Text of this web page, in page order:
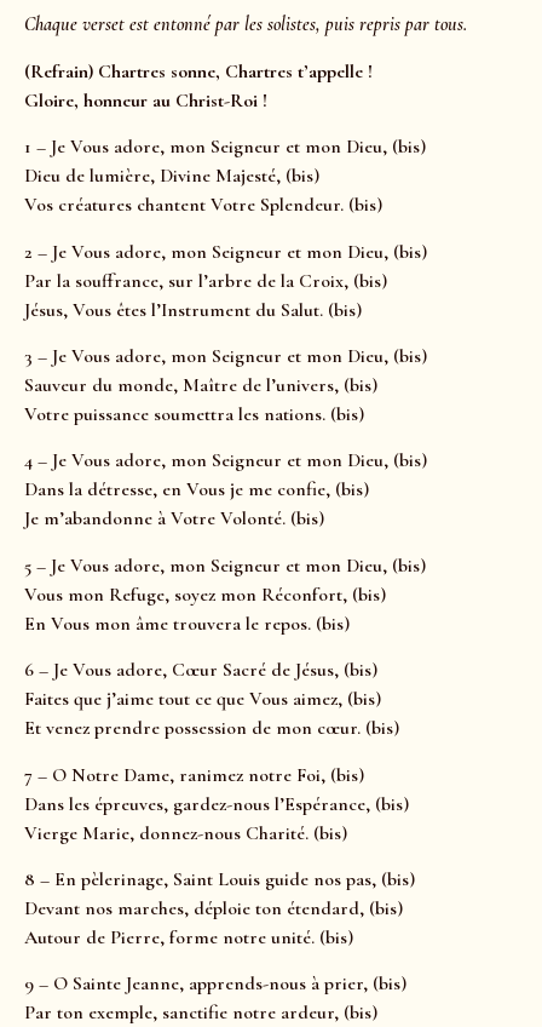
Chaque verset est entonné par les solistes, puis repris par tous.
(Refrain) Chartres sonne, Chartres t’appelle !
Gloire, honneur au Christ-Roi !
1 – Je Vous adore, mon Seigneur et mon Dieu, (bis)
Dieu de lumière, Divine Majesté, (bis)
Vos créatures chantent Votre Splendeur. (bis)
2 – Je Vous adore, mon Seigneur et mon Dieu, (bis)
Par la souffrance, sur l’arbre de la Croix, (bis)
Jésus, Vous êtes l’Instrument du Salut. (bis)
3 – Je Vous adore, mon Seigneur et mon Dieu, (bis)
Sauveur du monde, Maître de l’univers, (bis)
Votre puissance soumettra les nations. (bis)
4 – Je Vous adore, mon Seigneur et mon Dieu, (bis)
Dans la détresse, en Vous je me confie, (bis)
Je m’abandonne à Votre Volonté. (bis)
5 – Je Vous adore, mon Seigneur et mon Dieu, (bis)
Vous mon Refuge, soyez mon Réconfort, (bis)
En Vous mon âme trouvera le repos. (bis)
6 – Je Vous adore, Cœur Sacré de Jésus, (bis)
Faites que j’aime tout ce que Vous aimez, (bis)
Et venez prendre possession de mon cœur. (bis)
7 – O Notre Dame, ranimez notre Foi, (bis)
Dans les épreuves, gardez-nous l’Espérance, (bis)
Vierge Marie, donnez-nous Charité. (bis)
8 – En pèlerinage, Saint Louis guide nos pas, (bis)
Devant nos marches, déploie ton étendard, (bis)
Autour de Pierre, forme notre unité. (bis)
9 – O Sainte Jeanne, apprends-nous à prier, (bis)
Par ton exemple, sanctifie notre ardeur, (bis)